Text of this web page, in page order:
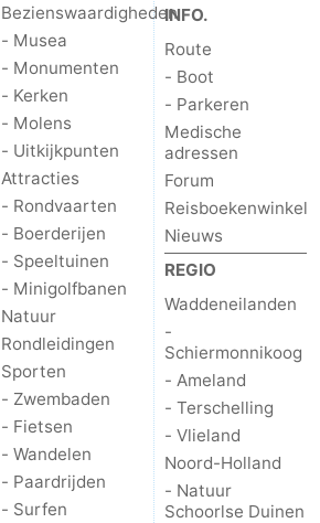
Bezienswaardigheden
- Musea
- Monumenten
- Kerken
- Molens
- Uitkijkpunten
Attracties
- Rondvaarten
- Boerderijen
- Speeltuinen
- Minigolfbanen
Natuur
Rondleidingen
Sporten
- Zwembaden
- Fietsen
- Wandelen
- Paardrijden
- Surfen
INFO.
Route
- Boot
- Parkeren
Medische
adressen
Forum
Reisboekenwinkel
Nieuws
REGIO
Waddeneilanden
-
Schiermonnikoog
- Ameland
- Terschelling
- Vlieland
Noord-Holland
- Natuur
Schoorlse Duinen